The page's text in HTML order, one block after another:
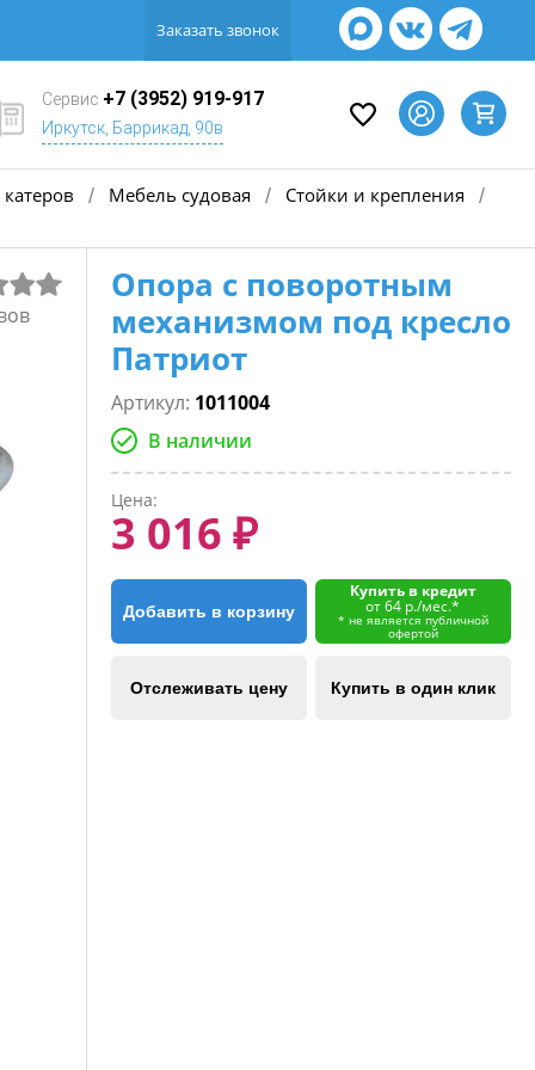
Заказать звонок
Сервис +7 (3952) 919-917
Иркутск, Баррикад, 90в
/ Мебель судовая / Стойки и крепления /
Опора с поворотным
механизмом под кресло
Патриот
Артикул: 1011004
В наличии
Цена:
3 016 ₽
Добавить в корзину
Купить в кредит
от 64 р./мес.*
* не является публичной
офертой
Отслеживать цену Купить в один клик